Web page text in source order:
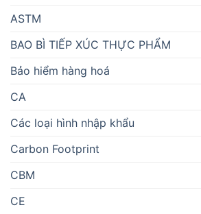
ASTM
BAO BÌ TIẾP XÚC THỰC PHẨM
Bảo hiểm hàng hoá
CA
Các loại hình nhập khẩu
Carbon Footprint
CBM
CE